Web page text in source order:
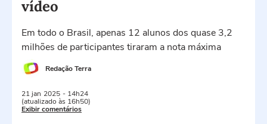
vídeo
Em todo o Brasil, apenas 12 alunos dos quase 3,2
milhões de participantes tiraram a nota máxima
Redação Terra
21 jan 2025 - 14h24
(atualizado às 16h50)
Exibir comentários